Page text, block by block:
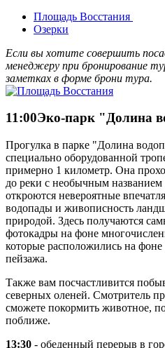
Площадь Восстания
Озерки
Если вы хотите совершить
менеджеру при бронирование
заметках в форме брони тура.
11:00Эко-парк "Долина
Прогулка в парке "Долина
специально оборудованной
примерно 1 километр. Она
до реки с необычным
откроются невероятные
водопады и живописность
природой. Здесь получаются
фотокадры на фоне
которые расположились на фоне
пейзажа.
Также вам посчастливится
северных оленей. Смотритель
сможете покормить животное,
поближе.
13:30 - обеденный перерыв в